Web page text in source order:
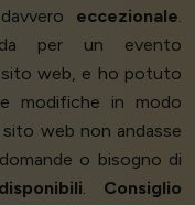
eccezionale.
per un evento
web, e ho potuto
modifiche in modo
web non andasse
o bisogno di
. Consiglio